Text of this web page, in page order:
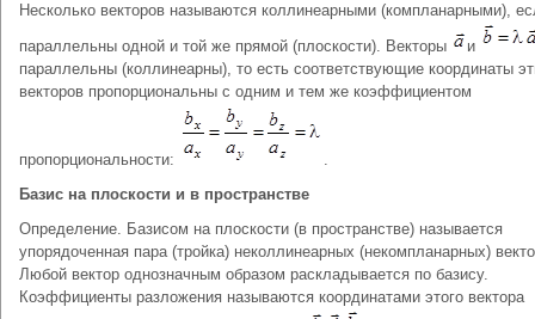
Несколько векторов называются коллинеарными (компланарными),
параллельны одной и той же прямой (плоскости). Векторы
и
параллельны (коллинеарны), то есть соответствующие координаты
векторов пропорциональны с одним и тем же коэффициентом
пропорциональности:
.
Базис на плоскости и в пространстве
Определение. Базисом на плоскости (в пространстве) называется
упорядоченная пара (тройка) неколлинеарных (некомпланарных)
Любой вектор однозначным образом раскладывается по базису.
Коэффициенты разложения называются координатами этого вектора